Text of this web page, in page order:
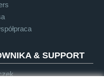
& SUPPORT